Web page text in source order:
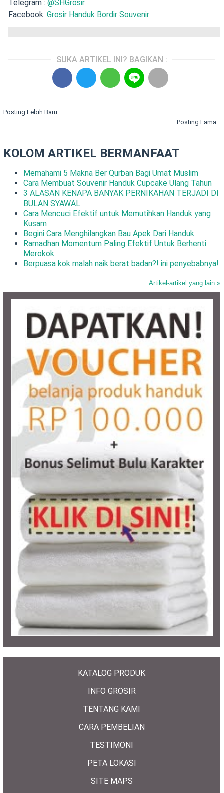
Telegram : @SHGrosir
Facebook: Grosir Handuk Bordir Souvenir
SUKA ARTIKEL INI? BAGIKAN :
Posting Lebih Baru
Posting Lama
KOLOM ARTIKEL BERMANFAAT
Memahami 5 Makna Ber Qurban Bagi Umat Muslim
Cara Membuat Souvenir Handuk Cupcake Ulang Tahun
3 ALASAN KENAPA BANYAK PERNIKAHAN TERJADI DI
BULAN SYAWAL
Cara Mencuci Efektif untuk Memutihkan Handuk yang
Kusam
Begini Cara Menghilangkan Bau Apek Dari Handuk
Ramadhan Momentum Paling Efektif Untuk Berhenti
Merokok
Berpuasa kok malah naik berat badan?! ini penyebabnya!
Artikel-artikel yang lain »
KATALOG PRODUK
INFO GROSIR
TENTANG KAMI
CARA PEMBELIAN
TESTIMONI
PETA LOKASI
SITE MAPS